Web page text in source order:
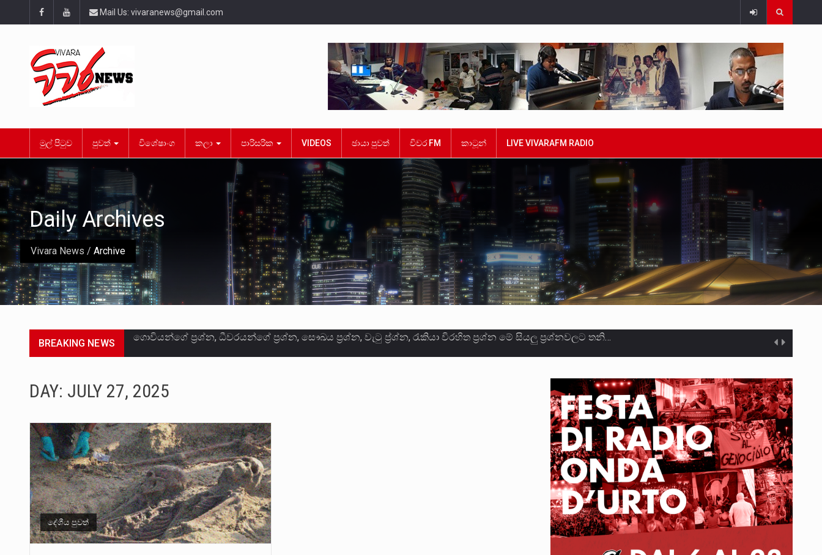
Mail Us: vivaranews@gmail.com
මුල් පිටුව පුවත් විශේෂාංග කලා පාරිසරික VIDEOS ඡායා පුවත් විවර FM කාටූන් LIVE VIVARAFM RADIO
Vivara News / Archive
Daily Archives
BREAKING NEWS මේ, දන්නා හඳුනන ලියන්නකුගේ නන්නාඳුනන අඩවියක සැරිසරා ලද ආස්වාදනීය මොහොතක සිංහාවලෝකනයකි .කෙටි කවියක දිගු බර…
සංවිධානාත්මක අපරාධකරුවකු වන ලොකු පැටිගේ ප්‍රධාන වෙඩික්කරු බවට සැක කරන ගිං ගඟේ ගිල්වා මරා දමා…
උපරිමාධිකරණ විනිශ්චයකාරවරුන්ගේ හා ඉන් පහළ විනිශ්චයකාරවරුන්ගේ විශ්‍රාම වයස දීර්ඝ කිරීම සඳහා සකස් කර ඇති විසිදෙවන…
බන්ධනාගාර රැදවියන් 1,021 දෙනෙකු ඉකුත් වසර පහක කාලය තුලදී (2020 ජනවාරි 01 සිට 2025 දෙසැම්බර්…
මහර බන්ධනාගාරයේ අද ඇතිවූ සිද්ධියෙන් තුවාල ලැබූ බව කියන රැඳවියන් ගණන ඉහළ ගොස් තිබේ. ඒ…
අගෝස්තු මස දෙවන ඉරිදා ලිට් රූම් සූම් සංවාදය පැවැත්වෙන්නේ "කතා කරන මහ වැව" නම් නකතාවක්…
ලාල් කාන්ත ඇමතිවරයා අධිකරණ විනිශ්චයකාරවරුන්ගේ විශ්‍රාම යෑමේ වයස සම්බන්ධයෙන් නිහඬව සිටින ලෙස තමාට දැනුම් දුන්…
DAY: JULY 27, 2025
දේශීය පුවත්